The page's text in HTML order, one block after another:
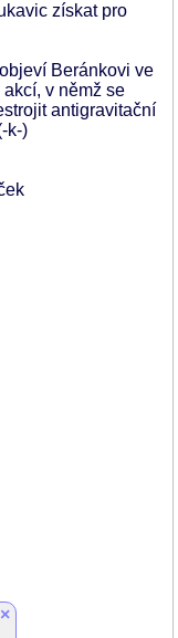
získat pro
Beránkovi ve
v němž se
antigravitační
k-)
×